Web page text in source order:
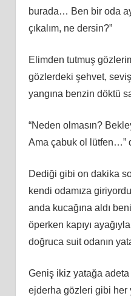
burada… Ben bir oda
çıkalım, ne dersin?”
Elimden tutmuş
gözlerdeki şehvet,
yangına benzin döktü
“Neden olmasın?
Ama çabuk ol lütfen…”
Dediği gibi on dakika
kendi odamıza
anda kucağına aldı
öperken kapıyı
doğruca suit odanın
Geniş ikiz yatağa adeta
ejderha gözleri gibi her